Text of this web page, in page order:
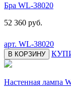
Бра WL-38020
52 360 руб.
арт. WL-38020
В КОРЗИНУ
Настенная лампа